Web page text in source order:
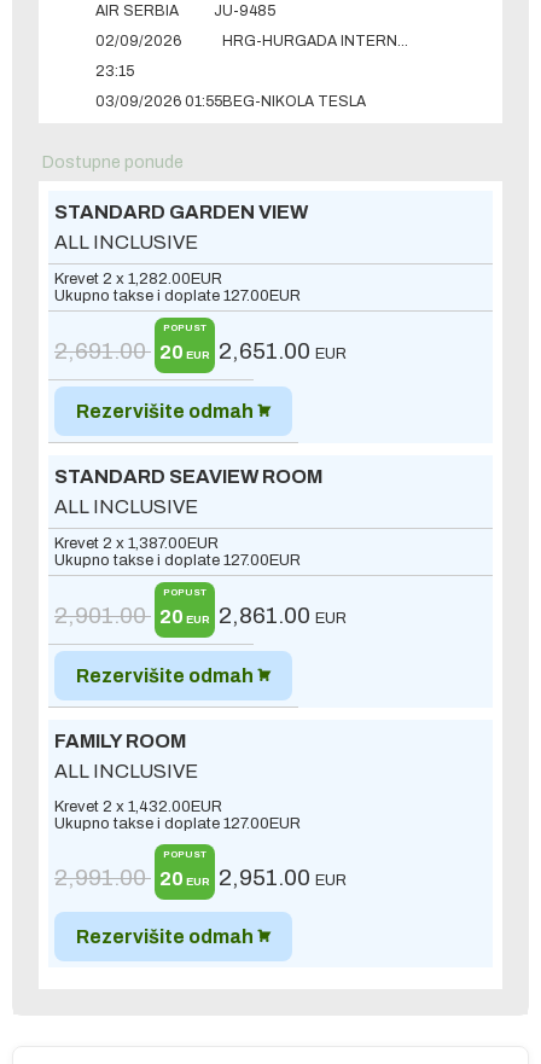
AIR SERBIA
JU-9485
02/09/2026
23:15
03/09/2026 01:55BEG-NIKOLA TESLA
Dostupne ponude
STANDARD GARDEN VIEW
ALL INCLUSIVE
Krevet 2 x 1,282.00EUR
Ukupno takse i doplate 127.00EUR
2,691.00
POPUST
20 EUR 2,651.00 EUR
Rezervišite odmah
STANDARD SEAVIEW ROOM
ALL INCLUSIVE
Krevet 2 x 1,387.00EUR
Ukupno takse i doplate 127.00EUR
2,901.00
POPUST
20 EUR 2,861.00 EUR
Rezervišite odmah
FAMILY ROOM
ALL INCLUSIVE
Krevet 2 x 1,432.00EUR
Ukupno takse i doplate 127.00EUR
2,991.00
POPUST
20 EUR 2,951.00 EUR
Rezervišite odmah